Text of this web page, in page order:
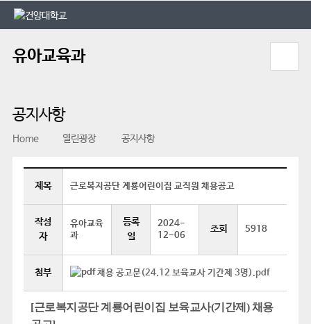
본문 바로가기
대메뉴 바로가기
유아교육과
공지사항
Home 열린광장 공지사항
제목 근로복지공단 계룡어린이집 교직원 채용공고
작성
자
유아교육
과
등록
일
2024-
12-06
조회 5918
첨부 채용 공고문(24.12 보육교사 기간제 3명).pdf
[근로복지공단 계룡어린이집 보육교사(기간제) 채용